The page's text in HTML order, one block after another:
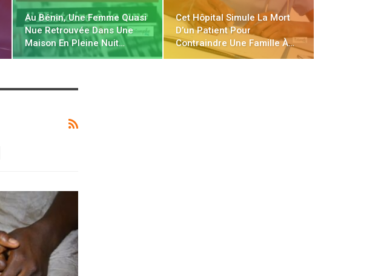
Au Bénin, Une Femme Quasi
Nue Retrouvée Dans Une
Maison En Pleine Nuit…
Cet Hôpital Simule La Mort
D’un Patient Pour
Contraindre Une Famille À…